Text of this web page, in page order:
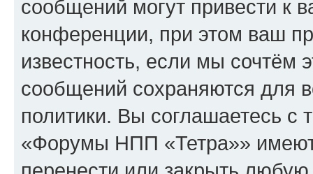
сообщений могут привести к
конференции, при этом ваш
известность, если мы сочтём
сообщений сохраняются для
политики. Вы соглашаетесь
«Форумы НПП «Тетра»» имеют